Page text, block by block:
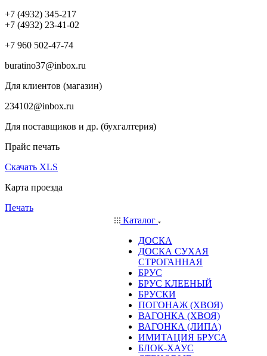
+7 (4932) 345-217
+7 (4932) 23-41-02
+7 960 502-47-74
buratino37@inbox.ru
Для клиентов (магазин)
234102@inbox.ru
Для поставщиков и др. (бухгалтерия)
Прайс печать
Скачать XLS
Карта проезда
Печать
Каталог
ДОСКА
ДОСКА СУХАЯ
СТРОГАННАЯ
БРУС
БРУС КЛЕЕНЫЙ
БРУСКИ
ПОГОНАЖ (ХВОЯ)
ВАГОНКА (ХВОЯ)
ВАГОНКА (ЛИПА)
ИМИТАЦИЯ БРУСА
БЛОК-ХАУС